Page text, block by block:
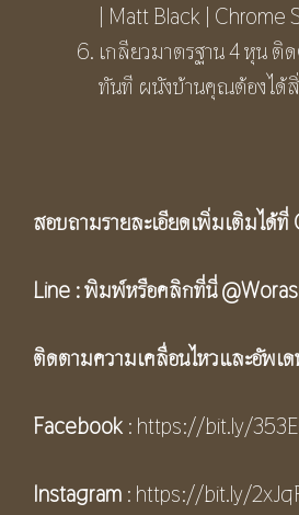
| Matt Black | Chrome
เกลียวมาตรฐาน 4 หุน ติ
ทันที ผนังบ้านคุณต้องได้
สอบถามรายละเอียดเพิ่มเติมได้ที่
Line :พิมพ์หรือคลิกที่นี่
ติดตามความเคลื่อนไหวและอัพเด
Facebook : https://bit.ly/
Instagram : https://bit.ly/